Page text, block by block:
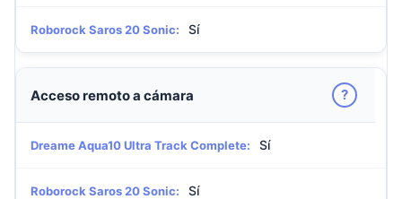
Roborock Saros 20 Sonic: Sí
Acceso remoto a cámara ?
Dreame Aqua10 Ultra Track Complete: Sí
Roborock Saros 20 Sonic: Sí